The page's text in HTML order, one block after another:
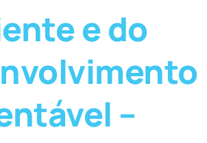
e do
–